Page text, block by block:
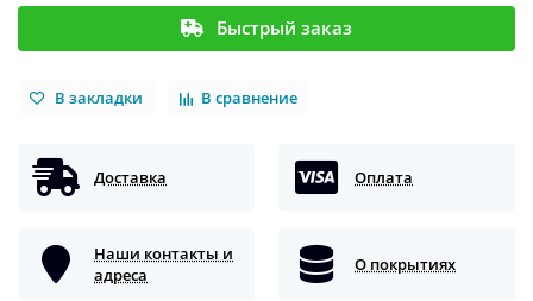
Быстрый заказ
В закладки В сравнение
Доставка Оплата
Наши контакты и
адреса
О покрытиях